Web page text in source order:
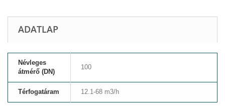
ADATLAP
Névleges
átmérő (DN)
100
Térfogatáram 12.1-68 m3/h